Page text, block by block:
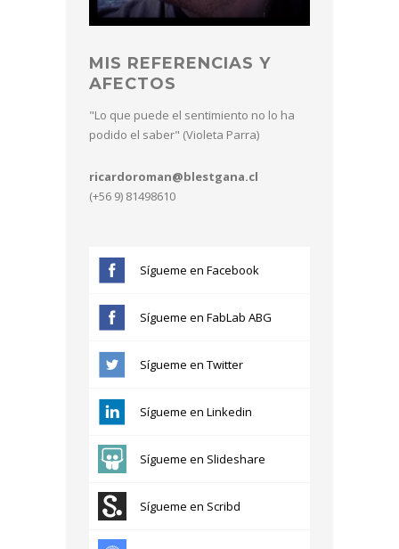
MIS REFERENCIAS Y
AFECTOS
"Lo que puede el sentimiento no lo ha
podido el saber" (Violeta Parra)
ricardoroman@blestgana.cl
(+56 9) 81498610
Sígueme en Facebook
Sígueme en FabLab ABG
Sígueme en Twitter
Sígueme en Linkedin
Sígueme en Slideshare
Sígueme en Scribd